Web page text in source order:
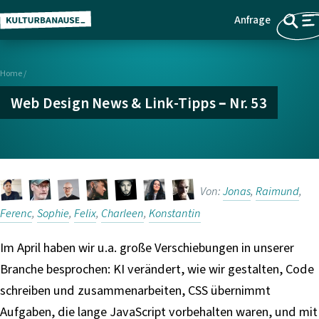
Z
u
H
u
n
h
a
s
p
r
Menü
Anfrage
Home/
Web Design News & Link-Tipps – Nr. 53
Von:Jonas,Raimund,
Ferenc, Sophie, Felix, Charleen, Konstantin
Im April haben wir u.a. große Verschiebungen in unserer
Branche besprochen: KI verändert, wie wir gestalten, Code
schreiben und zusammenarbeiten, CSS übernimmt
Aufgaben, die lange JavaScript vorbehalten waren, und mit